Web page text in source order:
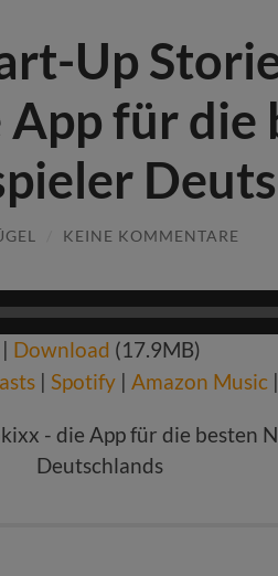
Up
für die
KEINE KOMMENTARE
| Download (17.9MB)
| Spotify | Amazon Music |